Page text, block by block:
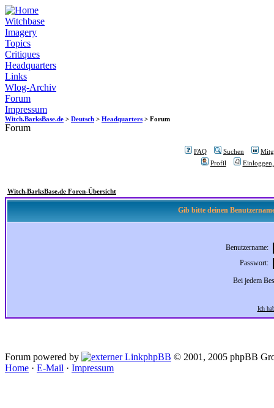
Witchbase
Imagery
Topics
Critiques
Headquarters
Links
Wlog-Archiv
Forum
Impressum
Witch.BarksBase.de > Deutsch > Headquarters > Forum
Forum
FAQ Suchen
Profil
Witch.BarksBase.de Foren-Übersicht
Gib bitte deinen
Benutzername:
Passwort:
Bei jedem
Ich
Forum powered by phpBB © 2001, 2005 phpBB
Home · E-Mail · Impressum